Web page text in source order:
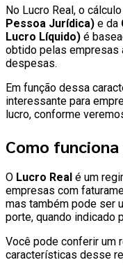
No Lucro Real, o
Pessoa Jurídica) e da
Lucro Líquido) é
obtido pelas empresas
despesas.
Em função dessa
interessante para
lucro, conforme
Como
O Lucro Real é um
empresas com
mas também pode ser
porte, quando indicado
Você pode conferir um
características desse